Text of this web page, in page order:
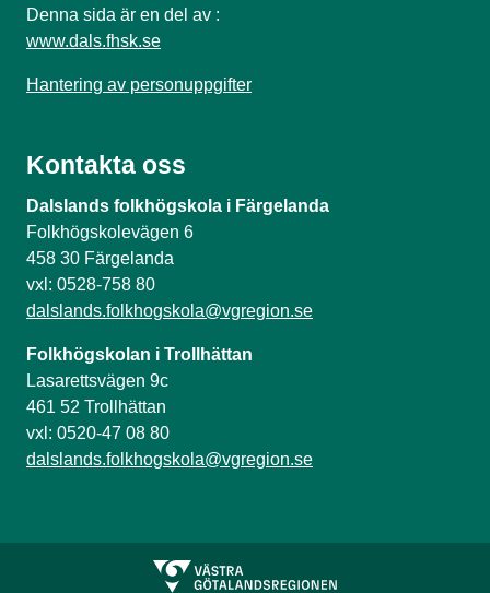
Denna sida är en del av :
www.dals.fhsk.se
Hantering av personuppgifter
Kontakta oss
Dalslands folkhögskola i Färgelanda
Folkhögskolevägen 6
458 30 Färgelanda
vxl: 0528-758 80
dalslands.folkhogskola@vgregion.se
Folkhögskolan i Trollhättan
Lasarettsvägen 9c
461 52 Trollhättan
vxl: 0520-47 08 80
dalslands.folkhogskola@vgregion.se